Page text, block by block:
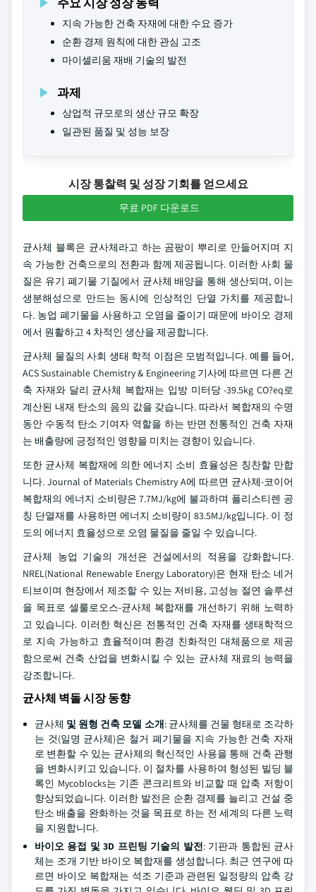
지속 가능한 건축 자재에 대한 수요 증가
순환 경제 원칙에 대한 관심 고조
마이셀리움 재배 기술의 발전
과제
상업적 규모로의 생산 규모 확장
일관된 품질 및 성능 보장
시장 통찰력 및 성장 기회를 얻으세요
무료 PDF 다운로드
균사체 블록은 균사체라고 하는 곰팡이 뿌리로 만들어지며 지
속 가능한 건축으로의 전환과 함께 제공됩니다. 이러한 사회 물
질은 유기 폐기물 기질에서 균사체 배양을 통해 생산되며, 이는
생분해성으로 만드는 동시에 인상적인 단열 가치를 제공합니
다. 농업 폐기물을 사용하고 오염을 줄이기 때문에 바이오 경제
에서 원활하고 4 차적인 생산을 제공합니다.
균사체 물질의 사회 생태 학적 이점은 모범적입니다. 예를 들어,
ACS Sustainable Chemistry & Engineering 기사에 따르면 다른 건
축 자재와 달리 균사체 복합재는 입방 미터당 -39.5kg CO?eq로
계산된 내재 탄소의 음의 값을 갖습니다. 따라서 복합재의 수명
동안 수동적 탄소 기여자 역할을 하는 반면 전통적인 건축 자재
는 배출량에 긍정적인 영향을 미치는 경향이 있습니다.
또한 균사체 복합재에 의한 에너지 소비 효율성은 칭찬할 만합
니다. Journal of Materials Chemistry A에 따르면 균사체-코이어
복합재의 에너지 소비량은 7.7MJ/kg에 불과하며 폴리스티렌 공
칭 단열재를 사용하면 에너지 소비량이 83.5MJ/kg입니다. 이 정
도의 에너지 효율성으로 오염 물질을 줄일 수 있습니다.
균사체 농업 기술의 개선은 건설에서의 적용을 강화합니다.
NREL(National Renewable Energy Laboratory)은 현재 탄소 네거
티브이며 현장에서 제조할 수 있는 저비용, 고성능 절연 솔루션
을 목표로 셀룰로오스-균사체 복합재를 개선하기 위해 노력하
고 있습니다. 이러한 혁신은 전통적인 건축 자재를 생태학적으
로 지속 가능하고 효율적이며 환경 친화적인 대체품으로 제공
함으로써 건축 산업을 변화시킬 수 있는 균사체 재료의 능력을
강조합니다.
균사체 벽돌 시장 동향
균사체 및 원형 건축 모델 소개: 균사체를 건물 형태로 조각하
는 것(일명 균사체)은 철거 폐기물을 지속 가능한 건축 자재
로 변환할 수 있는 균사체의 혁신적인 사용을 통해 건축 관행
을 변화시키고 있습니다. 이 절차를 사용하여 형성된 빌딩 블
록인 Mycoblocks는 기존 콘크리트와 비교할 때 압축 저항이
향상되었습니다. 이러한 발전은 순환 경제를 늘리고 건설 중
탄소 배출을 완화하는 것을 목표로 하는 전 세계의 다른 노력
을 지원합니다.
바이오 용접 및 3D 프린팅 기술의 발전: 기판과 통합된 균사
체는 조개 기반 바이오 복합재를 생성합니다. 최근 연구에 따
르면 바이오 복합재는 석조 기준과 관련된 일정량의 압축 강